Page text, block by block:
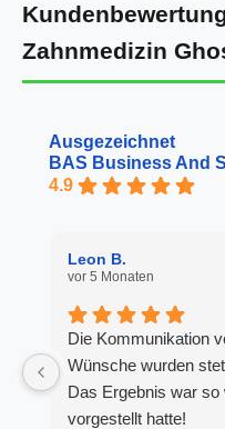
Zahnmedizin
Ausgezeichnet
BAS Business And
4.9
Leon B.
vor 5 Monaten
Die Kommunikation
Wünsche wurden
Das Ergebnis war
vorgestellt hatte!